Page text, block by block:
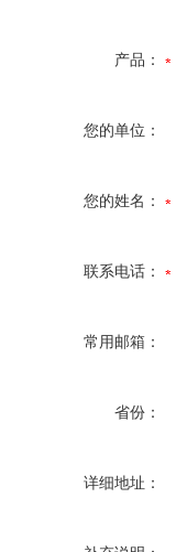
产品：
您的单位：
您的姓名：
联系电话：
常用邮箱：
省份：
详细地址：